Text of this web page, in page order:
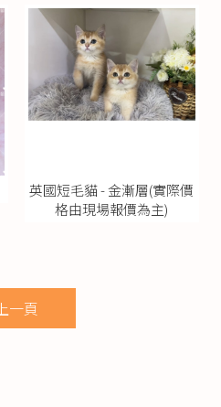
英國短毛貓 - 金漸層(實際價
格由現場報價為主)
上一頁